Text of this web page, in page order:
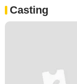
Casting